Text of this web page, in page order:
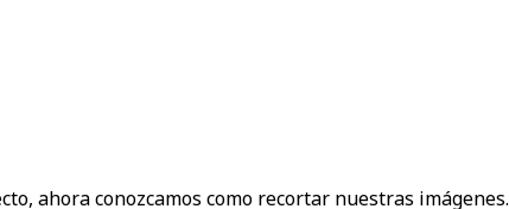
ahora conozcamos como recortar nuestras imágenes.